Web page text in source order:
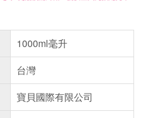
1000ml毫升
台灣
寶貝國際有限公司